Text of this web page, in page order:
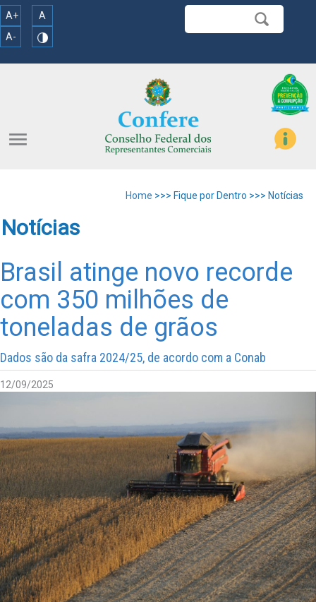
A+
A
A-
menu
Home >>> Fique por Dentro >>> Notícias
Notícias
Brasil atinge novo recorde
com 350 milhões de
toneladas de grãos
Dados são da safra 2024/25, de acordo com a Conab
12/09/2025